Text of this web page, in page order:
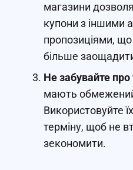
магазини
купони з іншими
пропозиціями,
більше
Не забувайте про
мають обмежений
Використовуйте
терміну, щоб не
зекономити.